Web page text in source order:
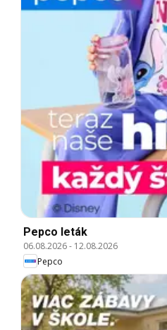
Pepco leták
06.08.2026- 12.08.2026
Pepco